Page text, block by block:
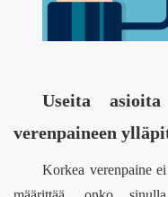
Useita
verenpaineen
Korkea verenpaine